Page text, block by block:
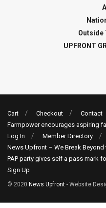
Outside
UPFRONT
Cart Checkout Contact
Farmpower encourages aspiring
Log In
Member Directory
News Upfront – We Break Beyond
PAP party gives self a pass mark
Sign Up
© 2020 News Upfront - Website